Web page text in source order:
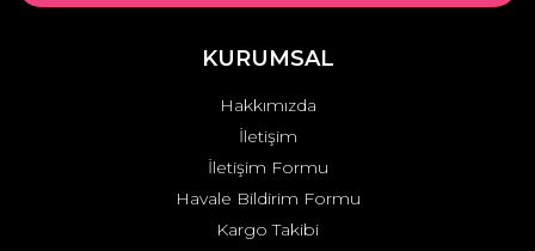
Ürün fiyatı diğer sitelerden daha pahalı.
Gönder
KURUMSAL
Hakkımızda
İletişim
İletişim Formu
Havale Bildirim Formu
Kargo Takibi